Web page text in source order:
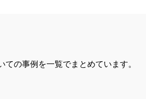
の事例を一覧でまとめています。